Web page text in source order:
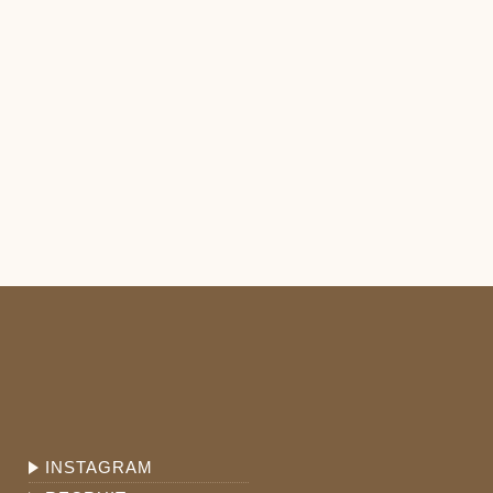
INSTAGRAM